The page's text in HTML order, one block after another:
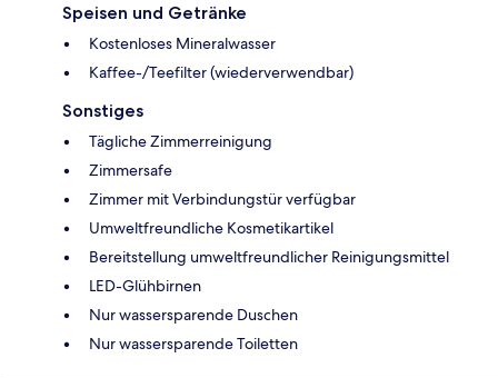
Speisen und Getränke
Kostenloses Mineralwasser
Kaffee-/Teefilter (wiederverwendbar)
Sonstiges
Tägliche Zimmerreinigung
Zimmersafe
Zimmer mit Verbindungstür verfügbar
Umweltfreundliche Kosmetikartikel
Bereitstellung umweltfreundlicher Reinigungsmittel
LED-Glühbirnen
Nur wassersparende Duschen
Nur wassersparende Toiletten